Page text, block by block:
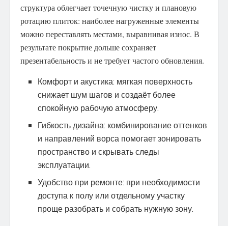
структура облегчает точечную чистку и плановую
ротацию плиток: наиболее нагруженные элементы
можно переставлять местами, выравнивая износ. В
результате покрытие дольше сохраняет
презентабельность и не требует частого обновления.
Комфорт и акустика: мягкая поверхность
снижает шум шагов и создаёт более
спокойную рабочую атмосферу.
Гибкость дизайна: комбинирование оттенков
и направлений ворса помогает зонировать
пространство и скрывать следы
эксплуатации.
Удобство при ремонте: при необходимости
доступа к полу или отдельному участку
проще разобрать и собрать нужную зону.